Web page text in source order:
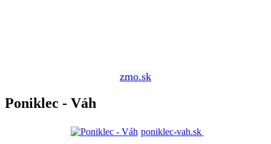
zmo.sk
Poniklec - Váh
poniklec-vah.sk